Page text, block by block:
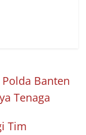
Banten
Tenaga
Tim